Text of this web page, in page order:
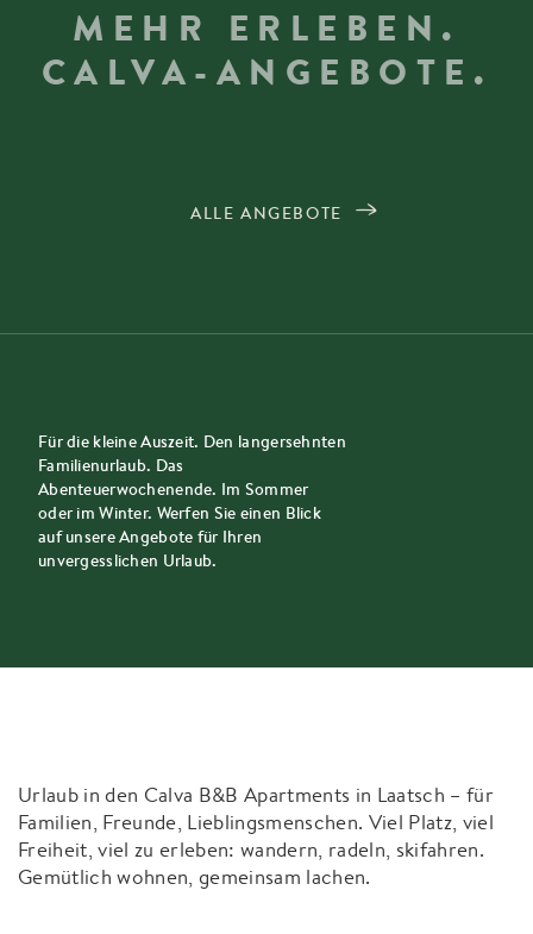
MEHR ERLEBEN.
CALVA-ANGEBOTE.
ALLE ANGEBOTE
Für die kleine Auszeit. Den langersehnten
Familienurlaub. Das
Abenteuerwochenende. Im Sommer
oder im Winter. Werfen Sie einen Blick
auf unsere Angebote für Ihren
unvergesslichen Urlaub.
Urlaub in den Calva B&B Apartments in Laatsch – für
Familien, Freunde, Lieblingsmenschen. Viel Platz, viel
Freiheit, viel zu erleben: wandern, radeln, skifahren.
Gemütlich wohnen, gemeinsam lachen.